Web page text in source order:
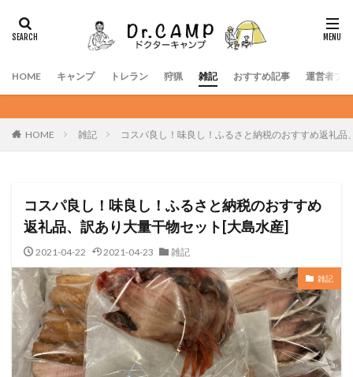
HOME キャンプ トレラン 狩猟 雑記 おすすめ記事 運営者プ
HOME 雑記 コスパ良し！味良し！ふるさと納税のおすすめ返礼
コスパ良し！味良し！ふるさと納税のおすすめ
返礼品、訳あり大量干物セット[大島水産]
2021-04-22 2021-04-23 雑記
雑記